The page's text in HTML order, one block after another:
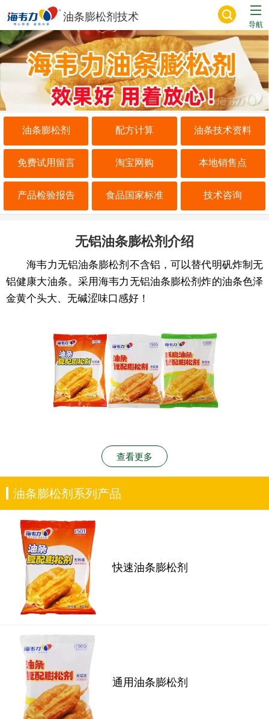
油条膨松剂技术
导航
油条膨松剂 配方计算 油条技术资料
免费试用留言 淘宝网购 本地销售点
产品检验报告 食品国家标准 技术咨询
无铝油条膨松剂介绍
海韦力无铝油条膨松剂不含铝，可以替代明矾炸制无
铝健康大油条。采用海韦力无铝油条膨松剂炸的油条色泽
金黄个头大、无碱涩味口感好！
查看更多
油条膨松剂系列产品
快速油条膨松剂
通用油条膨松剂